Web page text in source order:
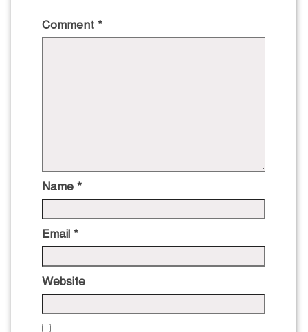
Comment *
Name *
Email *
Website